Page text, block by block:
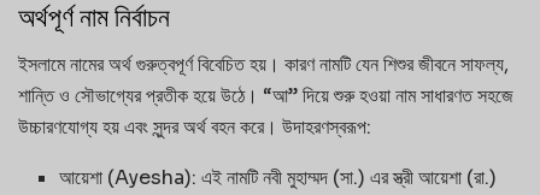
অর্থপূর্ণ নাম নির্বাচন
ইসলামে নামের অর্থ গুরুত্বপূর্ণ বিবেচিত হয়। কারণ নামটি যেন শিশুর জীবনে সাফল্য,
শান্তি ও সৌভাগ্যের প্রতীক হয়ে উঠে। “আ” দিয়ে শুরু হওয়া নাম সাধারণত সহজে
উচ্চারণযোগ্য হয় এবং সুন্দর অর্থ বহন করে। উদাহরণস্বরূপ:
আয়েশা (Ayesha): এই নামটি নবী মুহাম্মদ (সা.) এর স্ত্রী আয়েশা (রা.)